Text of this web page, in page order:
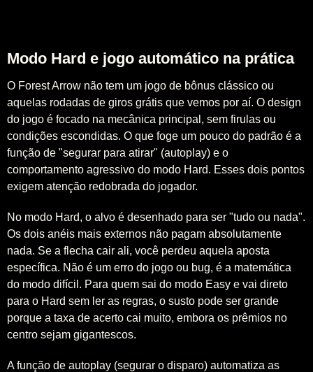
Modo Hard e jogo automático na prática
O Forest Arrow não tem um jogo de bônus clássico ou
aquelas rodadas de giros grátis que vemos por aí. O design
do jogo é focado na mecânica principal, sem firulas ou
condições escondidas. O que foge um pouco do padrão é a
função de "segurar para atirar" (autoplay) e o
comportamento agressivo do modo Hard. Esses dois pontos
exigem atenção redobrada do jogador.
No modo Hard, o alvo é desenhado para ser "tudo ou nada".
Os dois anéis mais externos não pagam absolutamente
nada. Se a flecha cair ali, você perdeu aquela aposta
específica. Não é um erro do jogo ou bug, é a matemática
do modo difícil. Para quem sai do modo Easy e vai direto
para o Hard sem ler as regras, o susto pode ser grande
porque a taxa de acerto cai muito, embora os prêmios no
centro sejam gigantescos.
A função de autoplay (segurar o disparo) automatiza as